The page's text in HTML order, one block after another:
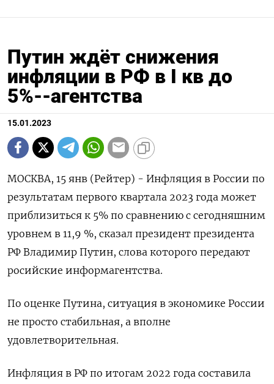
Путин ждёт снижения
инфляции в РФ в I кв до
5%--агентства
15.01.2023
МОСКВА, 15 янв (Рейтер) - Инфляция в России по
результатам первого квартала 2023 года может
приблизиться к 5% по сравнению с сегодняшним
уровнем в 11,9 %, сказал президент президента
РФ Владимир Путин, слова которого передают
росийские информагентства.
По оценке Путина, ситуация в экономике России
не просто стабильная, а вполне
удовлетворительная.
Инфляция в РФ по итогам 2022 года составила